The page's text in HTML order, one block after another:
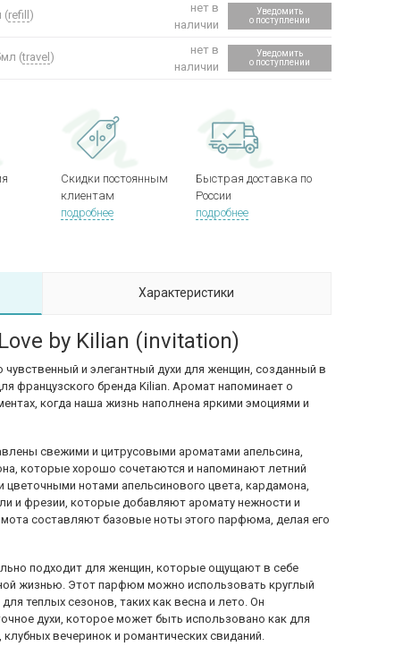
(refill )
нет в
наличии
Уведомить
о поступлении
(travel )
нет в
наличии
Уведомить
о поступлении
Скидки постоянным
клиентам
подробнее
Быстрая доставка по
России
подробнее
Характеристики
by Kilian (invitation)
чувственный и элегантный духи для женщин, созданный в
французского бренда Kilian. Аромат напоминает о
когда наша жизнь наполнена яркими эмоциями и
свежими и цитрусовыми ароматами апельсина,
которые хорошо сочетаются и напоминают летний
нотами апельсинового цвета, кардамона,
и фрезии, которые добавляют аромату нежности и
составляют базовые ноты этого парфюма, делая его
подходит для женщин, которые ощущают в себе
жизнью. Этот парфюм можно использовать круглый
теплых сезонов, таких как весна и лето. Он
духи, которое может быть использовано как для
вечеринок и романтических свиданий.